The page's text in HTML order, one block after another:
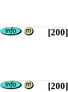
[200]
[200]